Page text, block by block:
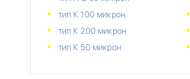
тип К 100 микрон
тип К 200 микрон
тип К 50 микрон